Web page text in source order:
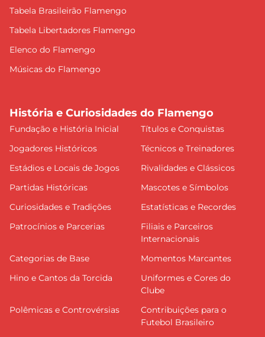
Tabela Brasileirão Flamengo
Tabela Libertadores Flamengo
Elenco do Flamengo
Músicas do Flamengo
História e Curiosidades do Flamengo
Fundação e História Inicial
Títulos e Conquistas
Jogadores Históricos
Técnicos e Treinadores
Estádios e Locais de Jogos
Rivalidades e Clássicos
Partidas Históricas
Mascotes e Símbolos
Curiosidades e Tradições
Estatísticas e Recordes
Patrocínios e Parcerias
Filiais e Parceiros
Internacionais
Categorias de Base
Momentos Marcantes
Hino e Cantos da Torcida
Uniformes e Cores do
Clube
Polêmicas e Controvérsias
Contribuições para o
Futebol Brasileiro